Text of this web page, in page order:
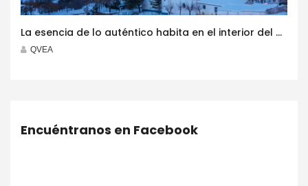
La esencia de lo auténtico habita en el interior del destino ‘Costa de Almería’
QVEA
Encuéntranos en Facebook